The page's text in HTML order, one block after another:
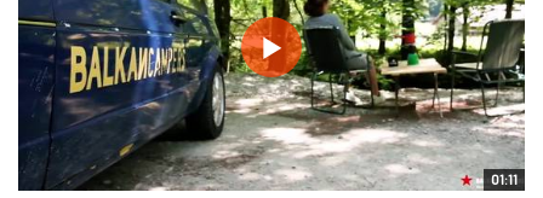
01:11